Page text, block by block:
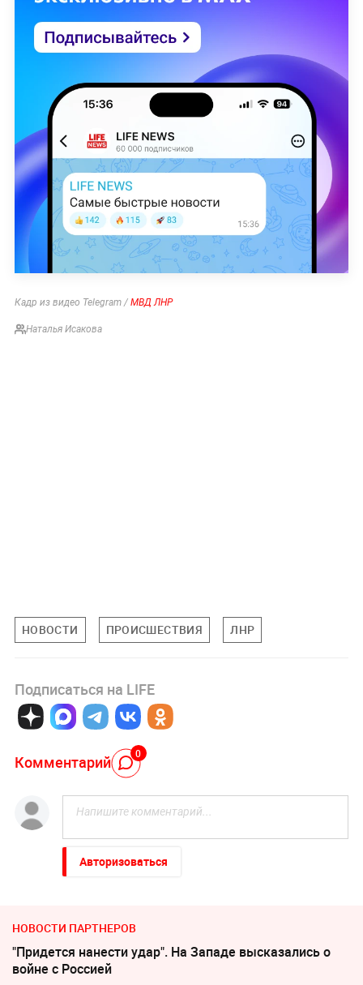
Кадр из видео Telegram / МВД ЛНР
Наталья Исакова
НОВОСТИ ПРОИСШЕСТВИЯ ЛНР
Подписаться на LIFE
Комментарий 0
Авторизоваться
НОВОСТИ ПАРТНЕРОВ
"Придется нанести удар". На Западе высказались о
войне с Россией